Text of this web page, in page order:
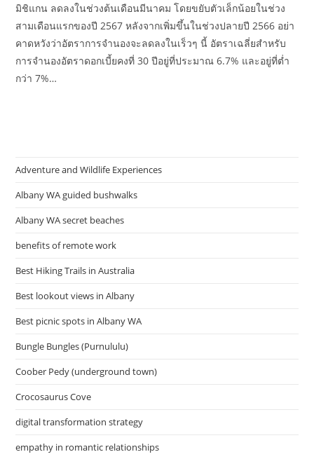
มิชิแกน ลดลงในช่วงต้นเดือนมีนาคม โดยขยับตัวเล็กน้อยในช่วง
สามเดือนแรกของปี 2567 หลังจากเพิ่มขึ้นในช่วงปลายปี 2566 อย่า
คาดหวังว่าอัตราการจำนองจะลดลงในเร็วๆ นี้ อัตราเฉลี่ยสำหรับ
การจำนองอัตราดอกเบี้ยคงที่ 30 ปีอยู่ที่ประมาณ 6.7% และอยู่ที่ต่ำ
กว่า 7%…
Adventure and Wildlife Experiences
Albany WA guided bushwalks
Albany WA secret beaches
benefits of remote work
Best Hiking Trails in Australia
Best lookout views in Albany
Best picnic spots in Albany WA
Bungle Bungles (Purnululu)
Coober Pedy (underground town)
Crocosaurus Cove
digital transformation strategy
empathy in romantic relationships